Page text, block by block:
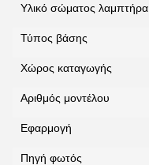
Υλικό σώματος λαμπτήρα
Τύπος βάσης
Χώρος καταγωγής
Αριθμός μοντέλου
Εφαρμογή
Πηγή φωτός